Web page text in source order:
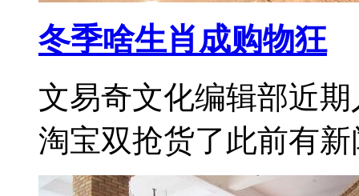
冬季啥生肖成购物狂
文易奇文化编辑部近
淘宝双抢货了此前有